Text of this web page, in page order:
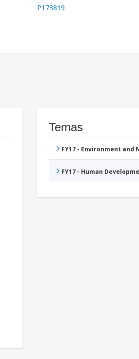
P173819
Temas
FY17 - Environment
FY17 - Human